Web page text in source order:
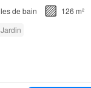
de bain
126 m²
Jardin